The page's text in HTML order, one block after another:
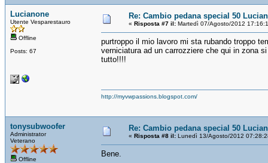
Lucianone
Utente Vesparestauro
Offline
Posts: 67
Re: Cambio pedana special 50
« Risposta #7 il: Martedì 07/Agosto/2012
purtroppo il mio lavoro mi sta rubando troppo
verniciatura ad un carrozziere che qui in zona
tutto!!!!
http://myvwpassions.blogspot.com/
tonysubwoofer
Administrator
Veterano
Offline
Re: Cambio pedana special 50
« Risposta #8 il: Lunedì 13/Agosto/2012
Bene.